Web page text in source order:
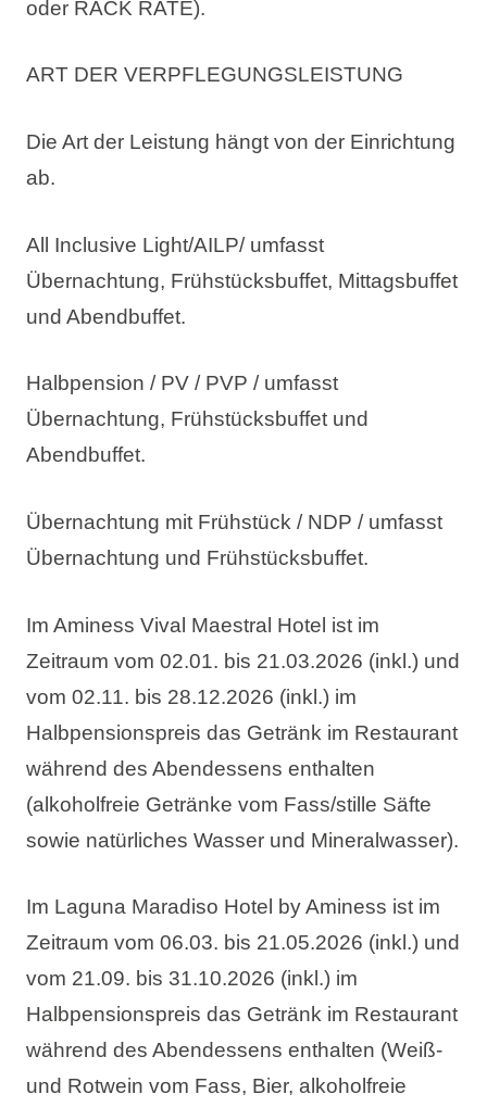
oder RACK RATE).
ART DER VERPFLEGUNGSLEISTUNG
Die Art der Leistung hängt von der Einrichtung
ab.
All Inclusive Light/AILP/ umfasst
Übernachtung, Frühstücksbuffet, Mittagsbuffet
und Abendbuffet.
Halbpension / PV / PVP / umfasst
Übernachtung, Frühstücksbuffet und
Abendbuffet.
Übernachtung mit Frühstück / NDP / umfasst
Übernachtung und Frühstücksbuffet.
Im Aminess Vival Maestral Hotel ist im
Zeitraum vom 02.01. bis 21.03.2026 (inkl.) und
vom 02.11. bis 28.12.2026 (inkl.) im
Halbpensionspreis das Getränk im Restaurant
während des Abendessens enthalten
(alkoholfreie Getränke vom Fass/stille Säfte
sowie natürliches Wasser und Mineralwasser).
Im Laguna Maradiso Hotel by Aminess ist im
Zeitraum vom 06.03. bis 21.05.2026 (inkl.) und
vom 21.09. bis 31.10.2026 (inkl.) im
Halbpensionspreis das Getränk im Restaurant
während des Abendessens enthalten (Weiß-
und Rotwein vom Fass, Bier, alkoholfreie